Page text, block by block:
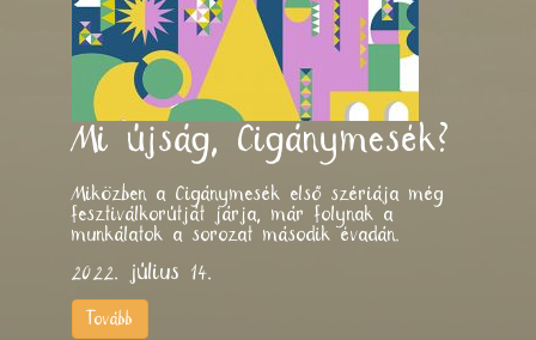
Mi újság, Cigánymesék?
Miközben a Cigánymesék első szériája még
fesztiválkorútját járja, már folynak a
munkálatok a sorozat második évadán.
2022. július 14.
Tovább